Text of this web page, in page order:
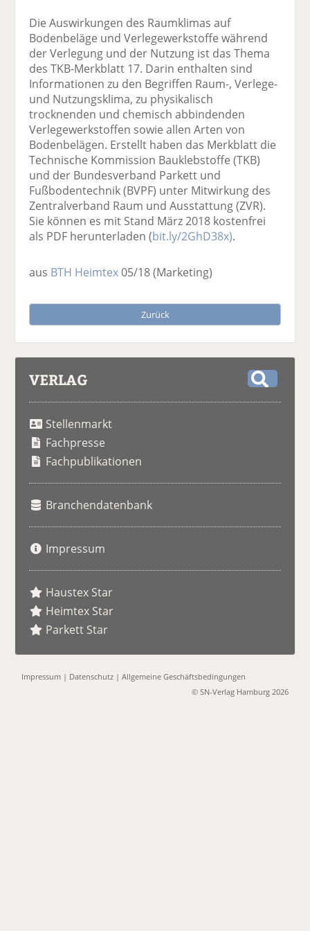
Die Auswirkungen des Raumklimas auf
Bodenbeläge und Verlegewerkstoffe während
der Verlegung und der Nutzung ist das Thema
des TKB-Merkblatt 17. Darin enthalten sind
Informationen zu den Begriffen Raum-, Verlege-
und Nutzungsklima, zu physikalisch
trocknenden und chemisch abbindenden
Verlegewerkstoffen sowie allen Arten von
Bodenbelägen. Erstellt haben das Merkblatt die
Technische Kommission Bauklebstoffe (TKB)
und der Bundesverband Parkett und
Fußbodentechnik (BVPF) unter Mitwirkung des
Zentralverband Raum und Ausstattung (ZVR).
Sie können es mit Stand März 2018 kostenfrei
als PDF herunterladen (bit.ly/2GhD38x).
aus BTH Heimtex05/18(Marketing)
Zurück
VERLAG
Stellenmarkt
Fachpresse
Fachpublikationen
Branchendatenbank
Impressum
Haustex Star
Heimtex Star
Parkett Star
Impressum | Datenschutz |Allgemeine Geschäftsbedingungen
© SN-Verlag Hamburg 2026